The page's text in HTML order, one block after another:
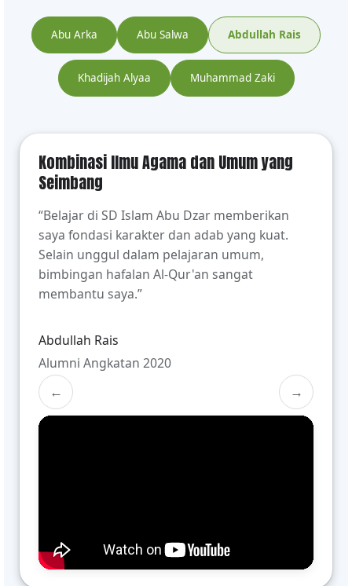
Abu Arka Abu Salwa Abdullah Rais
Khadijah Alyaa Muhammad Zaki
Kombinasi Ilmu Agama dan Umum yang
Seimbang
“Belajar di SD Islam Abu Dzar memberikan
saya fondasi karakter dan adab yang kuat.
Selain unggul dalam pelajaran umum,
bimbingan hafalan Al-Qur'an sangat
membantu saya.”
← →
Abdullah Rais
Alumni Angkatan 2020